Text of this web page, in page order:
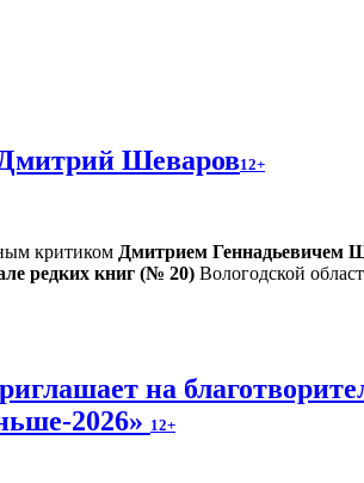
Дмитрий Шеваров12+
критиком Дмитрием Геннадьевичем
редких книг (№ 20) Вологодской
на
2026» 12+